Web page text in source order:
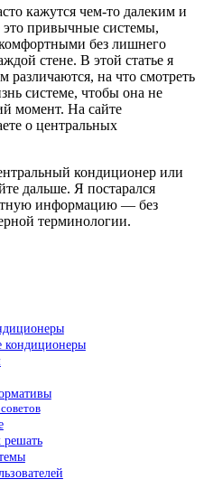
кажутся чем-то далеким и
это привычные системы,
без лишнего
стене. В этой статье я
различаются, на что смотреть
системе, чтобы она не
момент. На сайте
о центральных
кондиционер или
дальше. Я постарался
информацию — без
терминологии.
кондиционеры
решать